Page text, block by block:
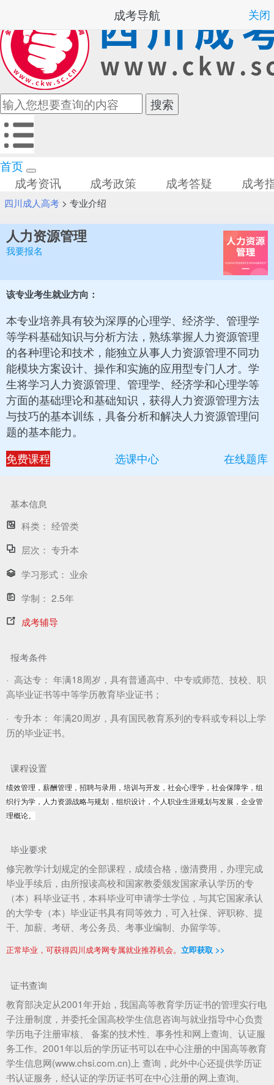
首页
成考资讯
成考政策 成考答疑 成考
四川成人高考> 专业介绍
人力资源管理
我要报名
该专业考生就业方向：
本专业培养具有较为深厚的心理学、经济学、管理学
等学科基础知识与分析方法，熟练掌握人力资源管理
的各种理论和技术，能独立从事人力资源管理不同功
能模块方案设计、操作和实施的应用型专门人才。学
生将学习人力资源管理、管理学、经济学和心理学等
方面的基础理论和基础知识，获得人力资源管理方法
与技巧的基本训练，具备分析和解决人力资源管理问
题的基本能力。
免费课程
选课中心 在线题库
基本信息
科类： 经管类
层次： 专升本
学习形式： 业余
学制： 2.5年
成考辅导
报考条件
· 高达专： 年满18周岁，具有普通高中、中专或师范、技校、职
高毕业证书等中等学历教育毕业证书；
· 专升本： 年满20周岁，具有国民教育系列的专科或专科以上学
历的毕业证书。
课程设置
绩效管理，薪酬管理，招聘与录用，培训与开发，社会心理学，社会保障学，组
织行为学，人力资源战略与规划，组织设计，个人职业生涯规划与发展，企业管
理概论。
毕业要求
修完教学计划规定的全部课程，成绩合格，缴清费用，办理完成
毕业手续后，由所报读高校和国家教委颁发国家承认学历的专
（本）科毕业证书，本科毕业可申请学士学位，与其它国家承认
的大学专（本）毕业证书具有同等效力，可入社保、评职称、提
干、加薪、考研、考公务员、考事业编制、办留学等。
正常毕业，可获得四川成考网专属就业推荐机会。 立即获取 >>
证书查询
教育部决定从2001年开始，我国高等教育学历证书的管理实行电
子注册制度，并委托全国高校学生信息咨询与就业指导中心负责
学历电子注册审核、 备案的技术性、事务性和网上查询、认证服
务工作。2001年以后的学历证书可以在中心注册的中国高等教育
学生信息网(www.chsi.com.cn)上 查询，此外中心还提供学历证
书认证服务，经认证的学历证书可在中心注册的网上查询。
成考导航 关闭